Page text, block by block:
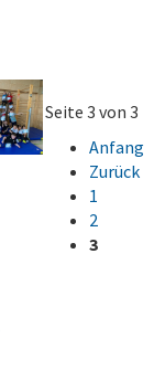
Seite 3 von 3
Anfang
Zurück
1
2
3